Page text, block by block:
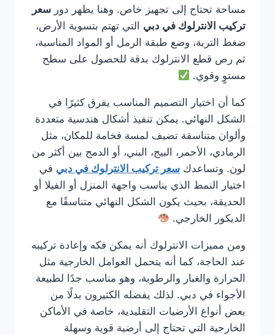
مساحة تحتاج إلى تجهيز خاص. وهنا يظهر دور سعر
تركيب الانترلوك في دبي التي تهتم بتسوية الأرض،
ضغط التربة، وضع طبقة الرمل أو المواد المناسبة،
ثم رص قطع الانترلوك بدقة للحصول على سطح
مستوٍ وقوي.
كما أن اختيار التصميم المناسب يفرق كثيرًا في
الشكل النهائي. يمكن تنفيذ أشكال هندسية متعددة
وألوان متناسقة تضيف لمسة فخامة للمكان، مثل
الرمادي، الأحمر، البيج، البني، أو الدمج بين أكثر من
لون. وتساعدك سعر تركيب الانترلوك في دبي في
اختيار النمط الذي يناسب واجهة المنزل أو الفيلا أو
الحديقة، بحيث يكون الشكل النهائي متناسقًا مع
الديكور الخارجي.
ومن مميزات الانترلوك أنه يمكن فكه وإعادة تركيبه
عند الحاجة، كما أنه يتحمل العوامل الخارجية مثل
الحرارة والغبار والرطوبة، وهو مناسب جدًا لطبيعة
الأجواء في دبي. لذلك يفضله الكثيرون بدلًا من
بعض أنواع الأرضيات التقليدية، خاصة في الأماكن
الخارجية التي تحتاج إلى أرضية قوية وسهلة